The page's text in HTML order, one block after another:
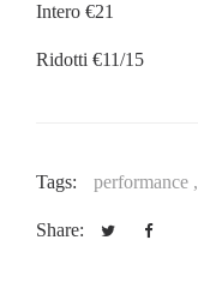
Intero €21
Ridotti €11/15
Tags: performance ,
Share: